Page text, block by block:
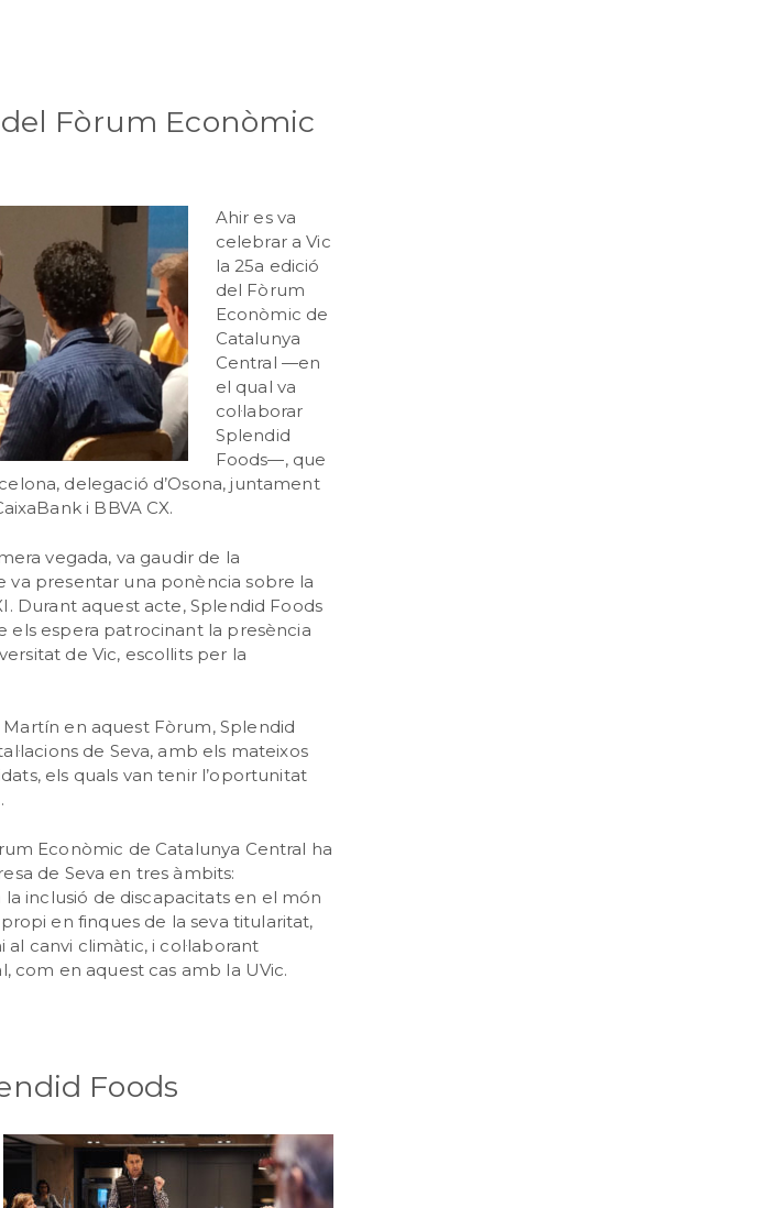
del Fòrum Econòmic
Ahir es va
celebrar a Vic
la 25a edició
del Fòrum
Econòmic de
Catalunya
Central —en
el qual va
col·laborar
Splendid
Foods—, que
delegació d’Osona, juntament
i BBVA CX.
vegada, va gaudir de la
va presentar una ponència sobre la
Durant aquest acte, Splendid Foods
els espera patrocinant la presència
de Vic, escollits per la
en aquest Fòrum, Splendid
de Seva, amb els mateixos
els quals van tenir l’oportunitat
Econòmic de Catalunya Central ha
de Seva en tres àmbits:
inclusió de discapacitats en el món
en finques de la seva titularitat,
canvi climàtic, i col·laborant
com en aquest cas amb la UVic.
Foods